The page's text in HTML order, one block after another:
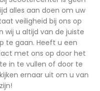
alles aan doen om uw
veiligheid bij ons op
wij u altijd van de juiste
te gaan. Heeft u een
met ons op door het
in te vullen of door te
kijken ernaar uit om u van